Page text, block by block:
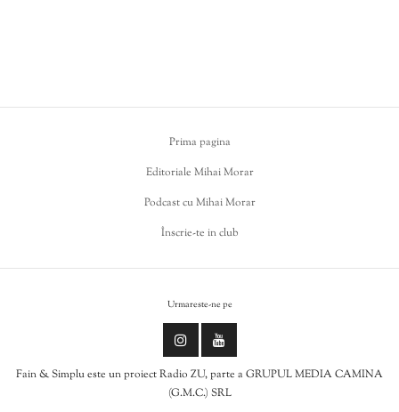
Prima pagina
Editoriale Mihai Morar
Podcast cu Mihai Morar
Înscrie-te in club
Urmareste-ne pe
Fain & Simplu este un proiect Radio ZU, parte a GRUPUL MEDIA CAMINA
(G.M.C.) SRL